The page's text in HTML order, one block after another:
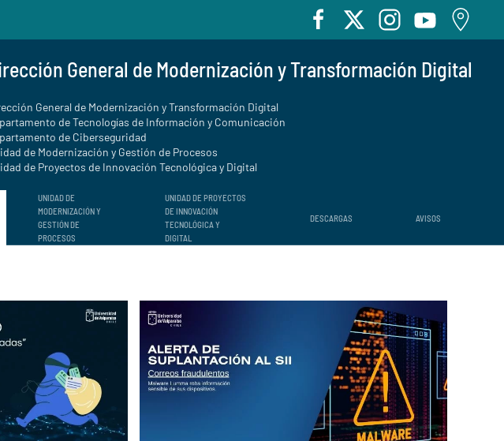
General de Modernización y Transformación Digital
General de Modernización y Transformación Digital
de Tecnologías de Información y Comunicación
de Ciberseguridad
de Modernización y Gestión de Procesos
de Proyectos de Innovación Tecnológica y Digital
UNIDAD DE
MODERNIZACIÓN Y
GESTIÓN DE
PROCESOS
UNIDAD DE PROYECTOS
DE INNOVACIÓN
TECNOLÓGICA Y
DIGITAL
DESCARGAS AVISOS